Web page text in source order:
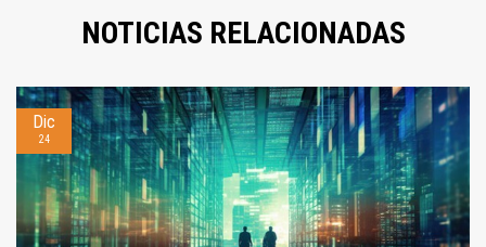
NOTICIAS RELACIONADAS
Dic
24